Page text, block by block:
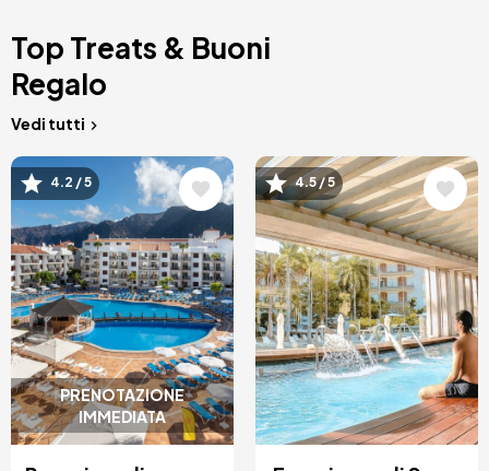
Top Treats & Buoni
Regalo
Vedi tutti
PRENOTAZIONE
IMMEDIATA
Immagine
4.2 / 5 Immagine
4.5 / 5